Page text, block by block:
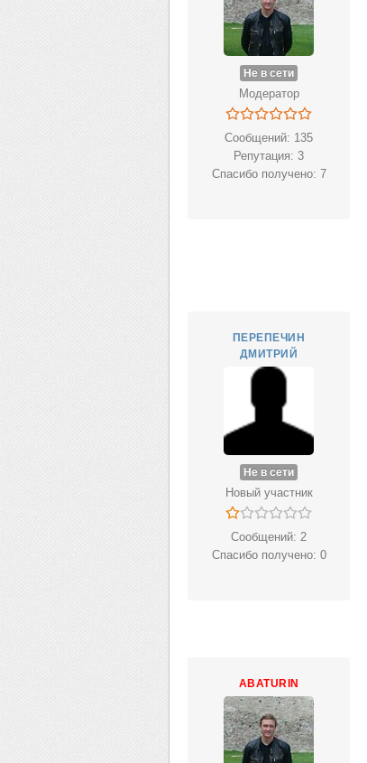
Не в сети
Модератор
Сообщений: 135
Репутация: 3
Спасибо получено: 7
ПЕРЕПЕЧИН
ДМИТРИЙ
Не в сети
Новый участник
Сообщений: 2
Спасибо получено: 0
ABATURIN